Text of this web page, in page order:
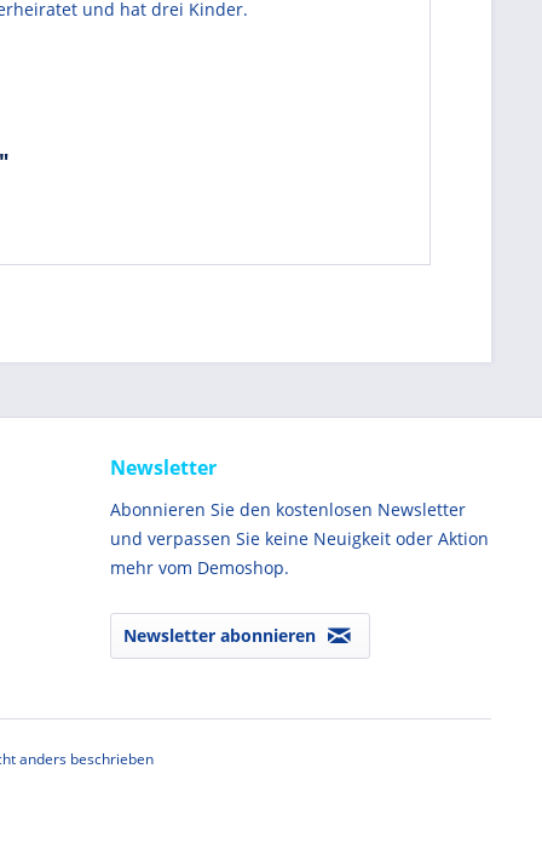
und hat drei Kinder.
Newsletter
Abonnieren Sie den kostenlosen Newsletter
und verpassen Sie keine Neuigkeit oder Aktion
mehr vom Demoshop.
Newsletter abonnieren
anders beschrieben